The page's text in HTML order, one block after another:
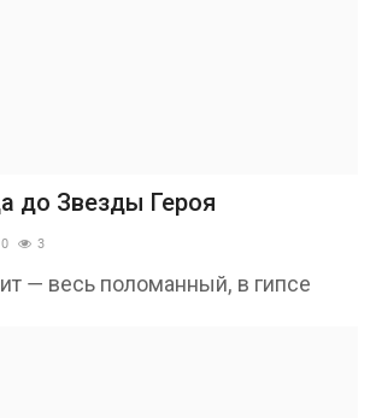
до Звезды Героя
0 3
— весь поломанный, в гипсе